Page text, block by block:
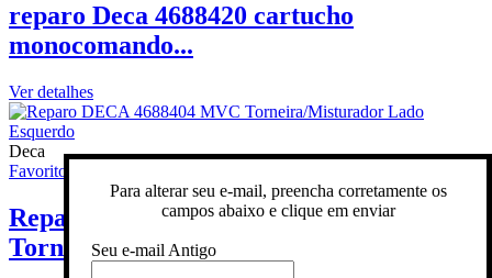
reparo Deca 4688420 cartucho
monocomando...
Ver detalhes
Deca
Favoritos
Reparo DECA 4688404 MVC
Torneira/Mistura...
Para alterar seu e-mail, preencha corretamente os
campos abaixo e clique em enviar
Seu e-mail Antigo